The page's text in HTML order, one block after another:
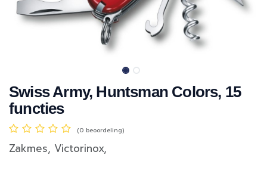
Swiss Army, Huntsman Colors, 15
functies
(0 beoordeling)
Zakmes, Victorinox,